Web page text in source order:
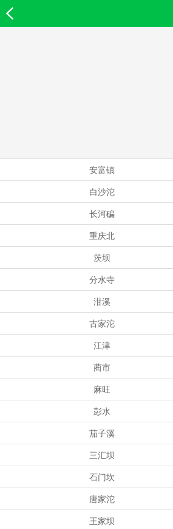
安富镇
白沙沱
长河碥
重庆北
茨坝
分水寺
泔溪
古家沱
江津
蔺市
麻旺
彭水
茄子溪
三汇坝
石门坎
唐家沱
王家坝